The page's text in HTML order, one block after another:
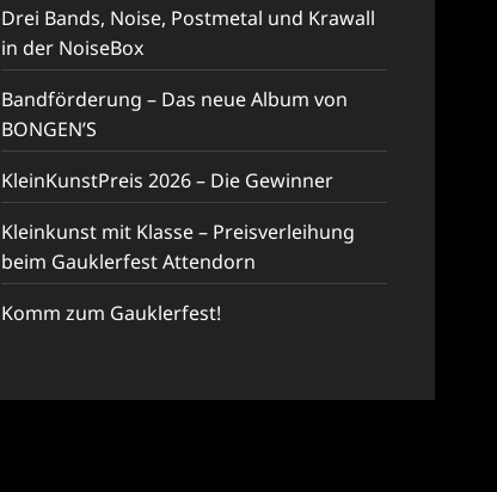
Drei Bands, Noise, Postmetal und Krawall
in der NoiseBox
Bandförderung – Das neue Album von
BONGEN’S
KleinKunstPreis 2026 – Die Gewinner
Kleinkunst mit Klasse – Preisverleihung
beim Gauklerfest Attendorn
Komm zum Gauklerfest!